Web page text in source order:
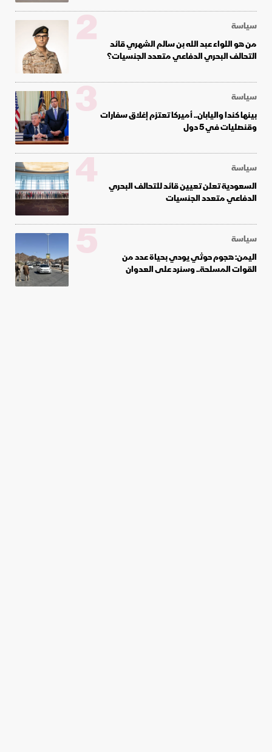
سياسة
من هو اللواء عبد الله بن سالم الشهري قائد
التحالف البحري الدفاعي متعدد الجنسيات؟
2
سياسة
بينها كندا واليابان.. أميركا تعتزم إغلاق سفارات
وقنصليات في 5 دول
3
سياسة
السعودية تعلن تعيين قائد للتحالف البحري
الدفاعي متعدد الجنسيات
4
سياسة
اليمن: هجوم حوثي يودي بحياة عدد من
القوات المسلحة.. وسنرد على العدوان
5